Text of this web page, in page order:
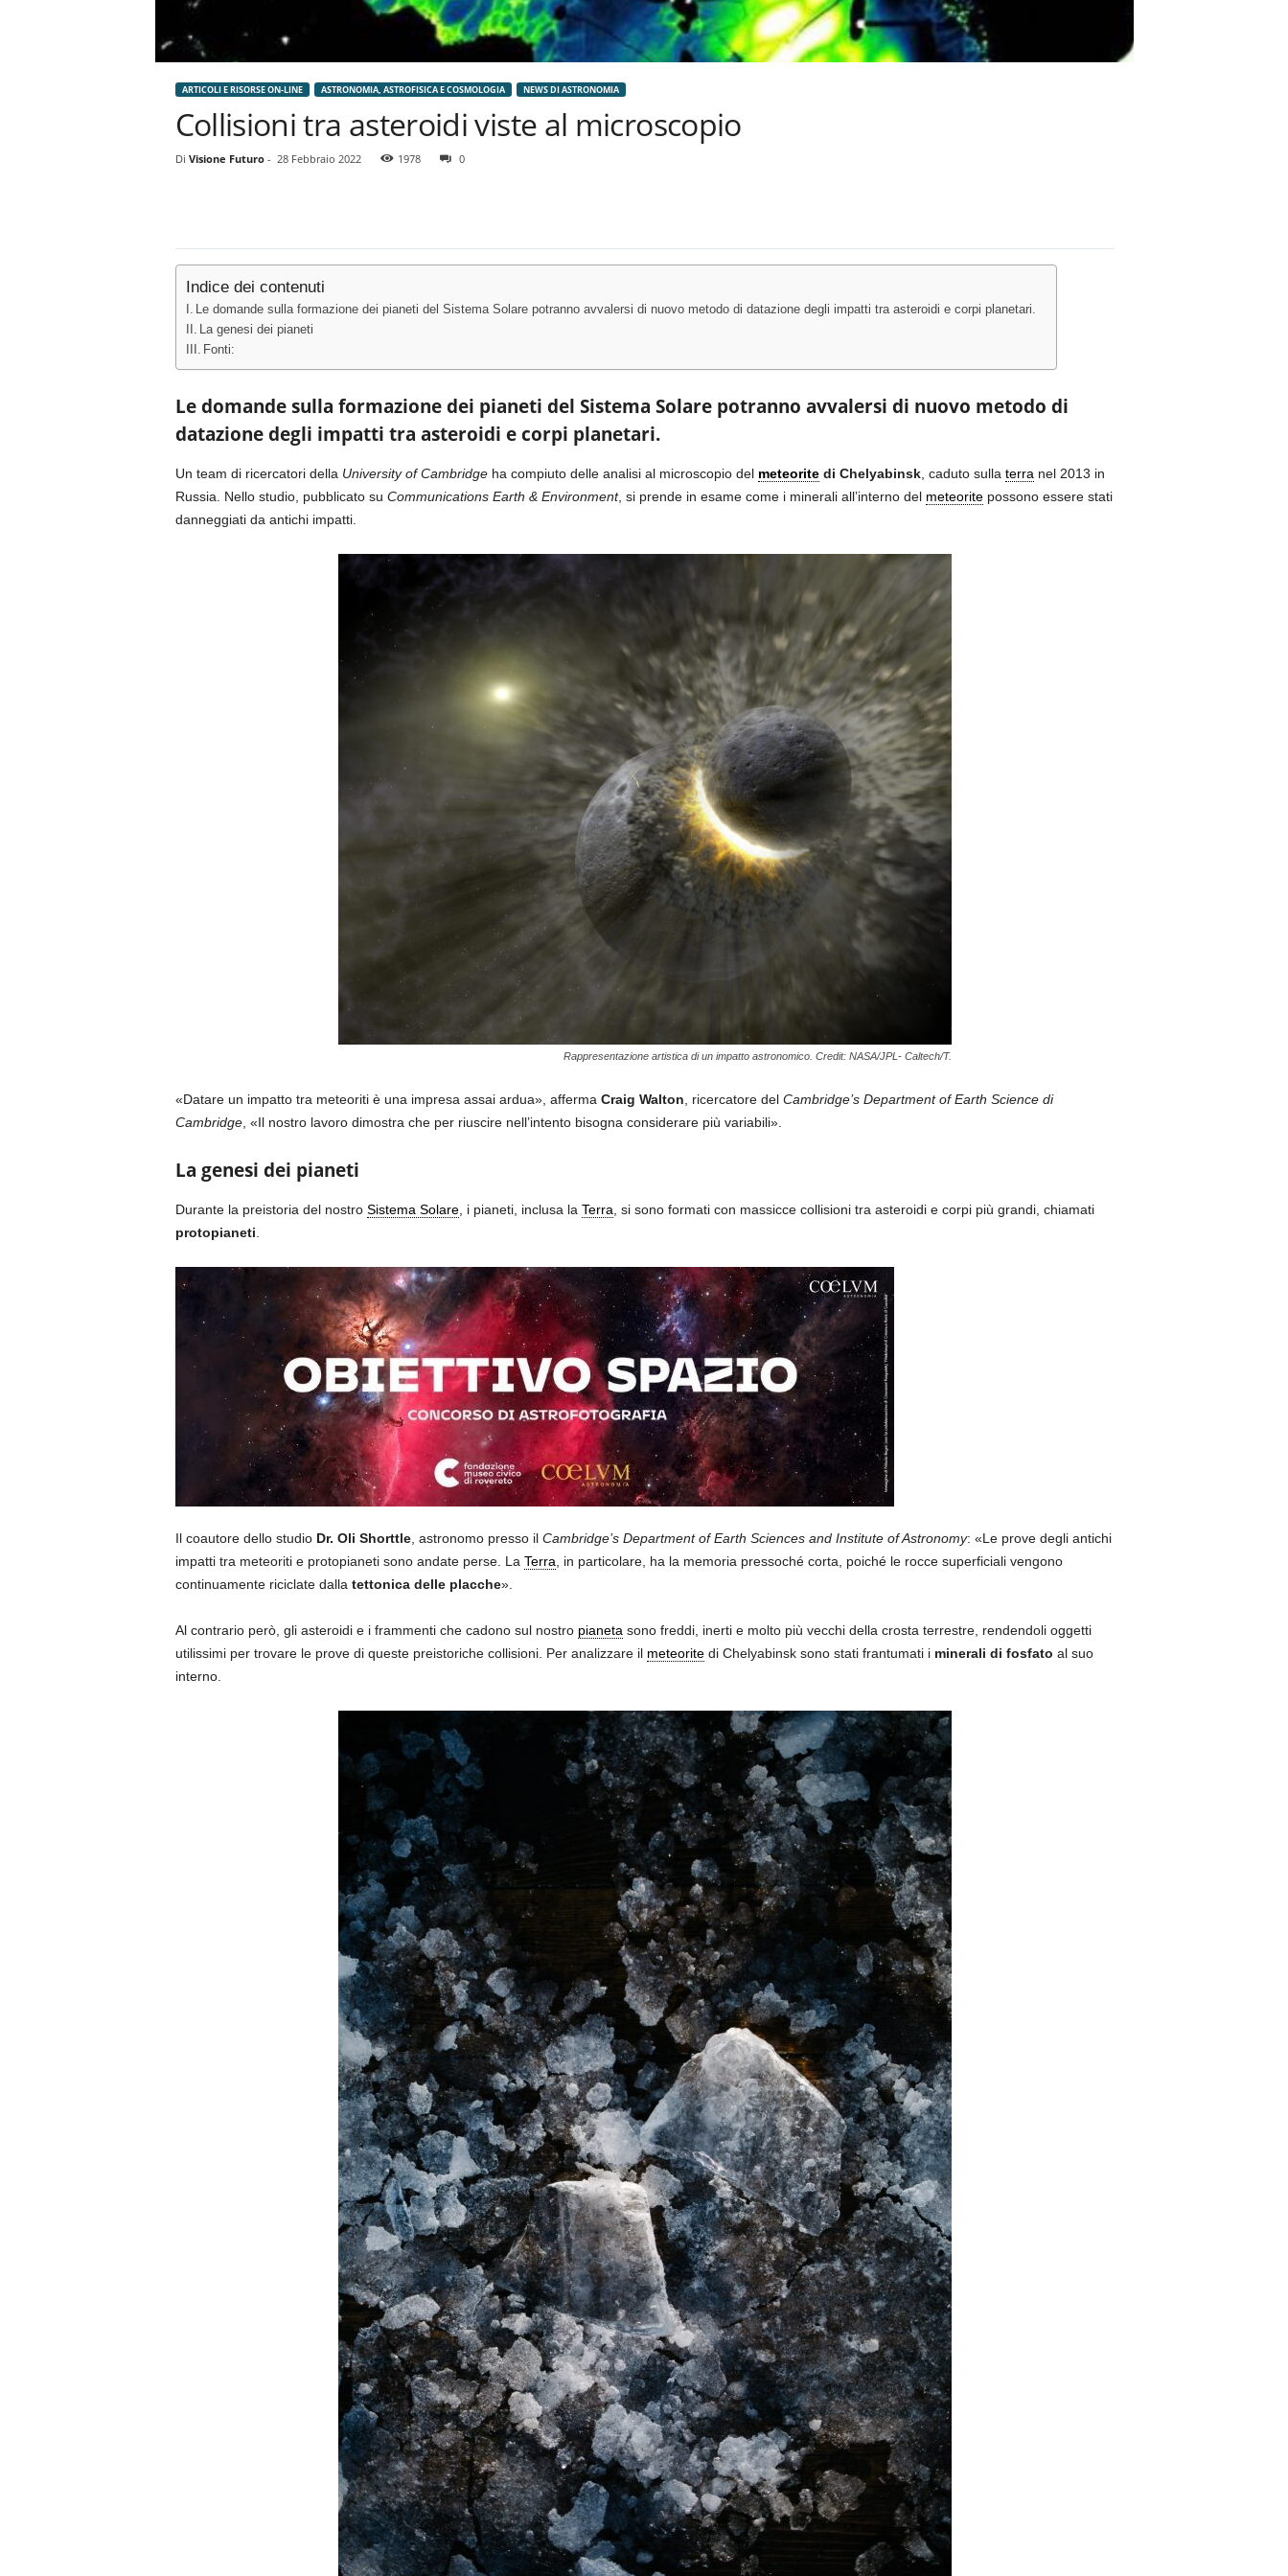
ARTICOLI E RISORSE ON-LINE ASTRONOMIA, ASTROFISICA E COSMOLOGIA NEWS DI ASTRONOMIA
Collisioni tra asteroidi viste al microscopio
Di Visione Futuro- 28 Febbraio 2022 1978 0
Indice dei contenuti
Le domande sulla formazione dei pianeti del Sistema Solare potranno avvalersi di nuovo metodo di datazione degli impatti tra asteroidi e corpi planetari.
La genesi dei pianeti
Fonti:
Le domande sulla formazione dei pianeti del Sistema Solare potranno avvalersi di nuovo metodo di
datazione degli impatti tra asteroidi e corpi planetari.
Un team di ricercatori della University of Cambridgeha compiuto delle analisi al microscopio del meteoritedi Chelyabinsk, caduto sulla terra nel 2013 in
Russia. Nello studio, pubblicato su Communications Earth & Environment, si prende in esame come i minerali all’interno del meteoritepossono essere stati
danneggiati da antichi impatti.
Rappresentazione artistica di un impatto astronomico. Credit: NASA/JPL- Caltech/T.
«Datare un impatto tra meteoriti è una impresa assai ardua», afferma Craig Walton , ricercatore del Cambridge’s Department of Earth Science di
Cambridge, «Il nostro lavoro dimostra che per riuscire nell’intento bisogna considerare più variabili».
La genesi dei pianeti
Durante la preistoria del nostro Sistema Solare, i pianeti, inclusa la Terra , si sono formati con massicce collisioni tra asteroidi e corpi più grandi, chiamati
protopianeti
Il coautore dello studio Dr. Oli Shorttle, astronomo presso il Cambridge’s Department of Earth Sciences and Institute of Astronomy: «Le prove degli antichi
impatti tra meteoriti e protopianeti sono andate perse. La Terra , in particolare, ha la memoria pressoché corta, poiché le rocce superficiali vengono
continuamente riciclate dalla tettonica delle placche».
Al contrario però, gli asteroidi e i frammenti che cadono sul nostro pianeta sono freddi, inerti e molto più vecchi della crosta terrestre, rendendoli oggetti
utilissimi per trovare le prove di queste preistoriche collisioni. Per analizzare il meteoritedi Chelyabinsk sono stati frantumati i minerali di fosfato al suo
interno.